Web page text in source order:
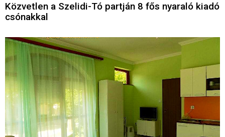
Közvetlen a Szelidi-Tó partján 8 fős nyaraló kiadó
csónakkal